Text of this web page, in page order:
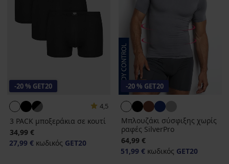
-20 % GET20
4,5
3 PACK μποξεράκια σε κουτί
34,99 €
27,99 € κωδικός GET20
-20 % GET20
Μπλουζάκι σύσφιξης χωρίς
ραφές SilverPro
64,99 €
51,99 € κωδικός GET20